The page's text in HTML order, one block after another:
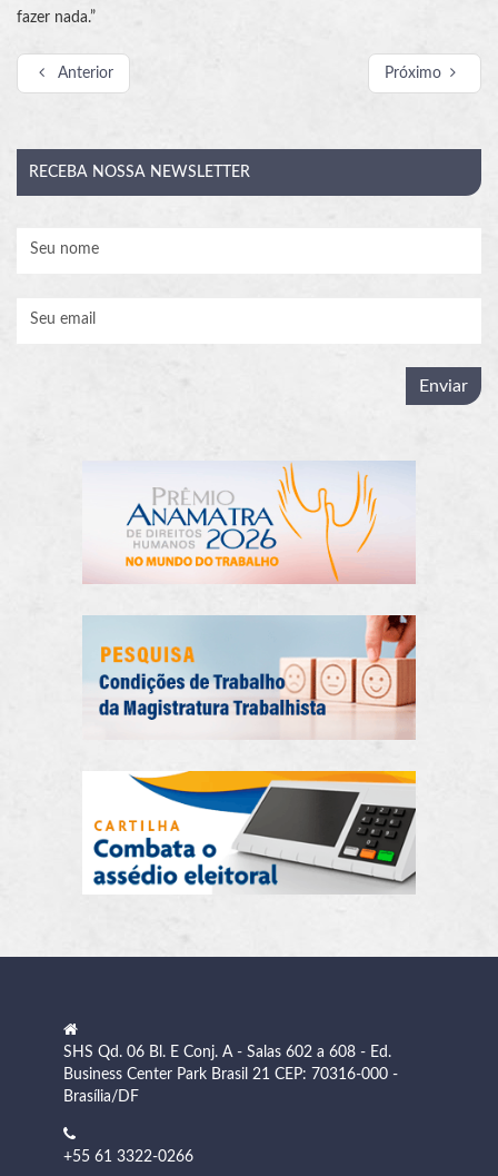
fazer nada.”
Anterior Próximo
RECEBA NOSSA NEWSLETTER
SHS Qd. 06 Bl. E Conj. A - Salas 602 a 608 - Ed.
Business Center Park Brasil 21 CEP: 70316-000 -
Brasília/DF
+55 61 3322-0266